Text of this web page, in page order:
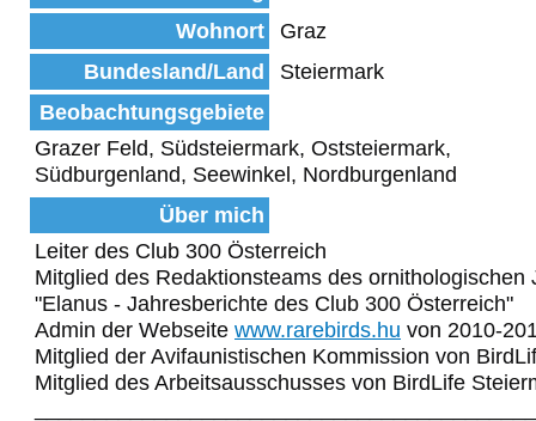
Wohnort
Graz
Bundesland/Land
Steiermark
Beobachtungsgebiete
Grazer Feld, Südsteiermark, Oststeiermark,
Südburgenland, Seewinkel, Nordburgenland
Über mich
Leiter des Club 300 Österreich
Mitglied des Redaktionsteams des ornithologischen
"Elanus - Jahresberichte des Club 300 Österreich"
Admin der Webseite www.rarebirds.hu von 2010-
Mitglied der Avifaunistischen Kommission von
Mitglied des Arbeitsausschusses von BirdLife